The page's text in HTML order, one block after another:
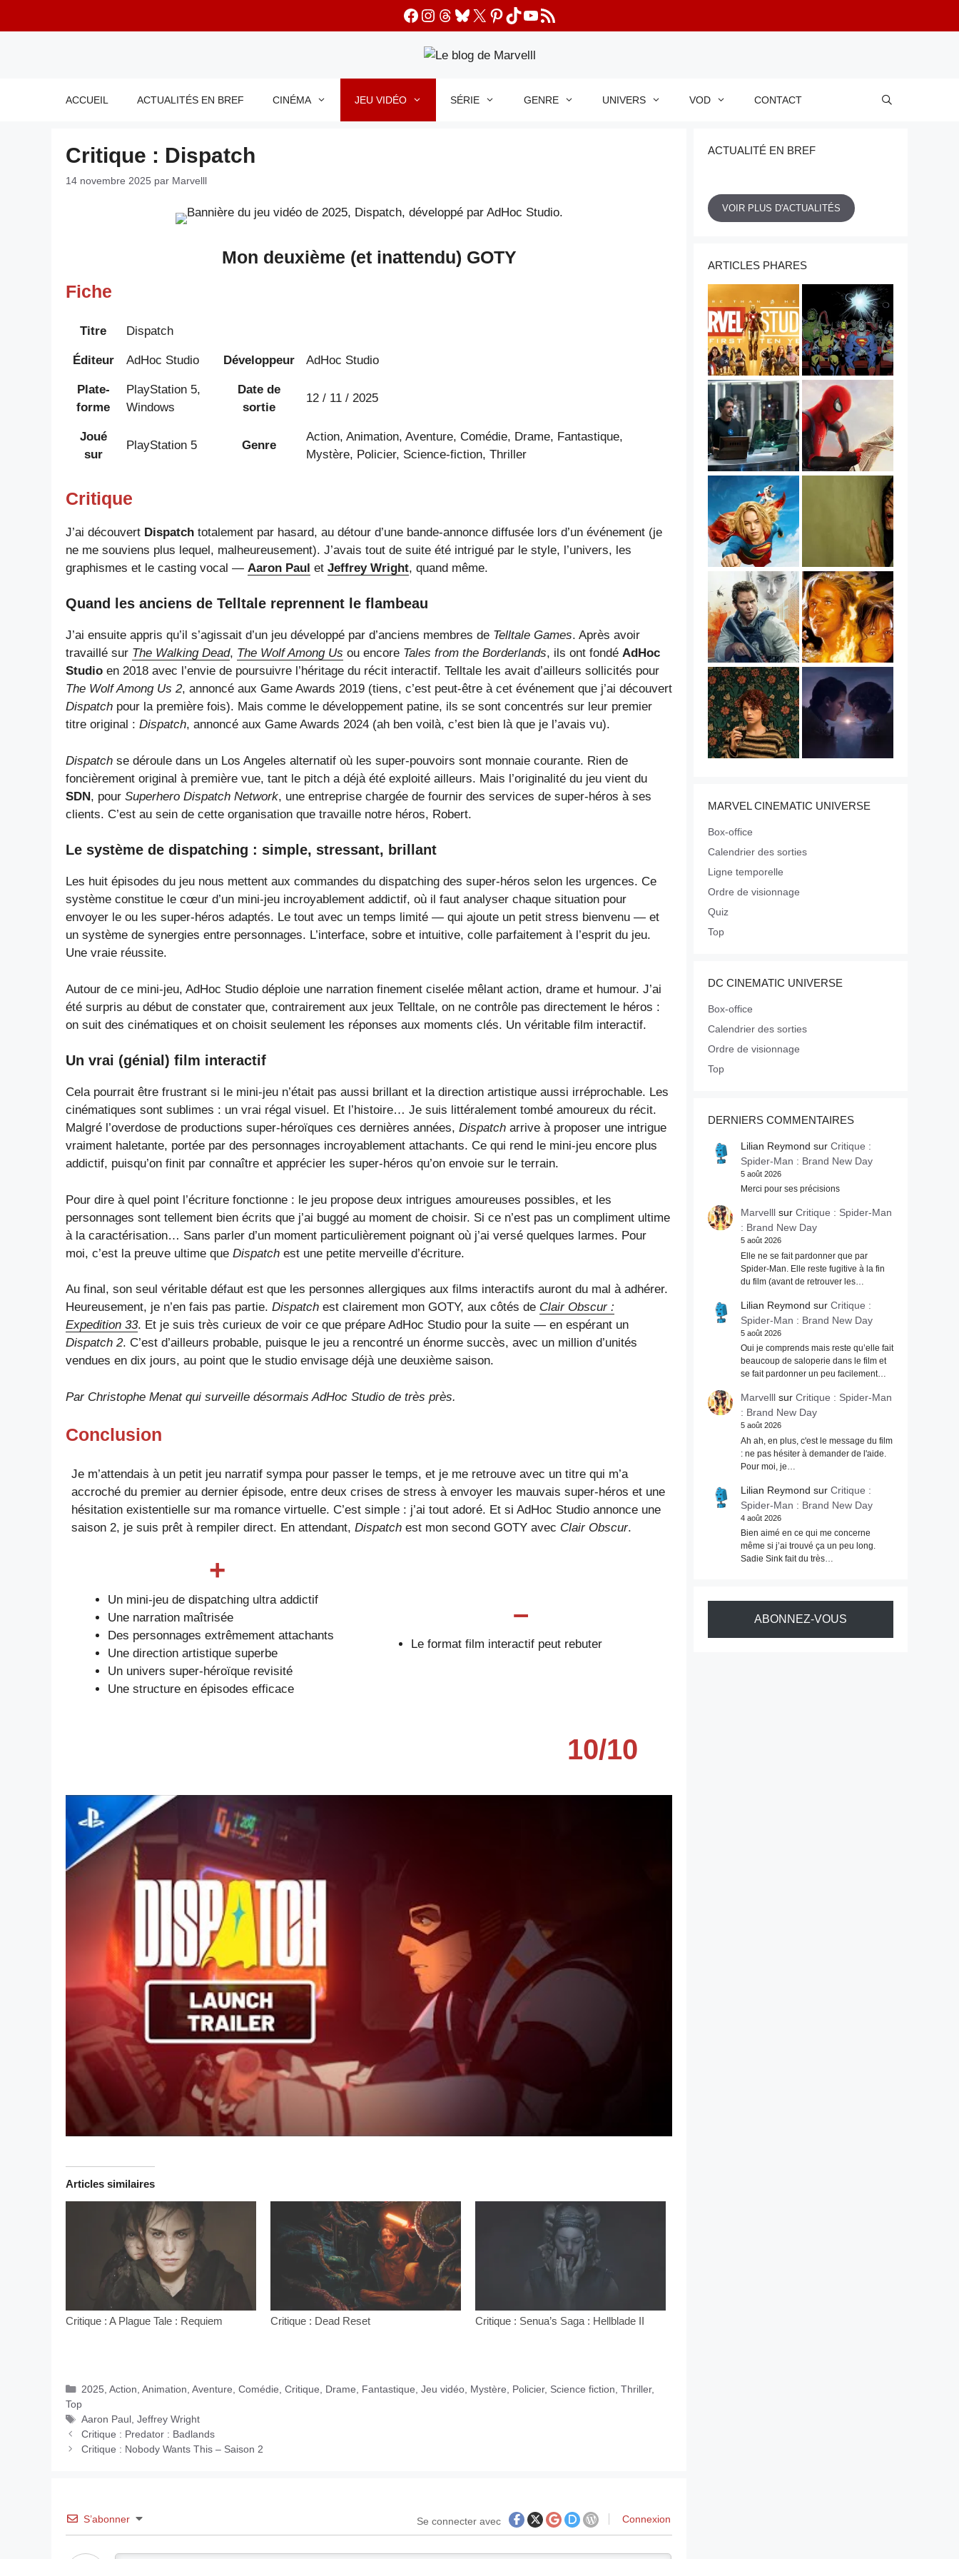
Facebook
Instagram
Threads
Bluesky
X Pinterest
TikTok
YouTube
Flux RSS
ACCUEIL ACTUALITÉS EN BREF CINÉMA JEU VIDÉO SÉRIE GENRE UNIVERS VOD CONTACT
Critique : Dispatch
14 novembre 2025 par Marvelll
Mon deuxième (et inattendu) GOTY
Fiche
Titre Dispatch
Éditeur AdHoc Studio Développeur AdHoc Studio
Plate-
forme
PlayStation 5,
Windows
Date de
sortie
12 / 11 / 2025
Joué
sur
PlayStation 5 Genre
Action, Animation, Aventure, Comédie, Drame, Fantastique,
Mystère, Policier, Science-fiction, Thriller
Critique
J’ai découvert Dispatch totalement par hasard, au détour d’une bande-annonce diffusée lors d’un événement (je
ne me souviens plus lequel, malheureusement). J’avais tout de suite été intrigué par le style, l’univers, les
graphismes et le casting vocal — Aaron Paul et Jeffrey Wright, quand même.
Quand les anciens de Telltale reprennent le flambeau
J’ai ensuite appris qu’il s’agissait d’un jeu développé par d’anciens membres de Telltale Games. Après avoir
travaillé sur The Walking Dead, The Wolf Among Us ou encore Tales from the Borderlands, ils ont fondé AdHoc
Studio en 2018 avec l’envie de poursuivre l’héritage du récit interactif. Telltale les avait d’ailleurs sollicités pour
The Wolf Among Us 2, annoncé aux Game Awards 2019 (tiens, c’est peut-être à cet événement que j’ai découvert
Dispatch pour la première fois). Mais comme le développement patine, ils se sont concentrés sur leur premier
titre original : Dispatch, annoncé aux Game Awards 2024 (ah ben voilà, c’est bien là que je l’avais vu).
Dispatch se déroule dans un Los Angeles alternatif où les super-pouvoirs sont monnaie courante. Rien de
foncièrement original à première vue, tant le pitch a déjà été exploité ailleurs. Mais l’originalité du jeu vient du
SDN, pour Superhero Dispatch Network, une entreprise chargée de fournir des services de super-héros à ses
clients. C’est au sein de cette organisation que travaille notre héros, Robert.
Le système de dispatching : simple, stressant, brillant
Les huit épisodes du jeu nous mettent aux commandes du dispatching des super-héros selon les urgences. Ce
système constitue le cœur d’un mini-jeu incroyablement addictif, où il faut analyser chaque situation pour
envoyer le ou les super-héros adaptés. Le tout avec un temps limité — qui ajoute un petit stress bienvenu — et
un système de synergies entre personnages. L’interface, sobre et intuitive, colle parfaitement à l’esprit du jeu.
Une vraie réussite.
Autour de ce mini-jeu, AdHoc Studio déploie une narration finement ciselée mêlant action, drame et humour. J’ai
été surpris au début de constater que, contrairement aux jeux Telltale, on ne contrôle pas directement le héros :
on suit des cinématiques et on choisit seulement les réponses aux moments clés. Un véritable film interactif.
Un vrai (génial) film interactif
Cela pourrait être frustrant si le mini-jeu n’était pas aussi brillant et la direction artistique aussi irréprochable. Les
cinématiques sont sublimes : un vrai régal visuel. Et l’histoire… Je suis littéralement tombé amoureux du récit.
Malgré l’overdose de productions super-héroïques ces dernières années, Dispatch arrive à proposer une intrigue
vraiment haletante, portée par des personnages incroyablement attachants. Ce qui rend le mini-jeu encore plus
addictif, puisqu’on finit par connaître et apprécier les super-héros qu’on envoie sur le terrain.
Pour dire à quel point l’écriture fonctionne : le jeu propose deux intrigues amoureuses possibles, et les
personnages sont tellement bien écrits que j’ai buggé au moment de choisir. Si ce n’est pas un compliment ultime
à la caractérisation… Sans parler d’un moment particulièrement poignant où j’ai versé quelques larmes. Pour
moi, c’est la preuve ultime que Dispatch est une petite merveille d’écriture.
Au final, son seul véritable défaut est que les personnes allergiques aux films interactifs auront du mal à adhérer.
Heureusement, je n’en fais pas partie. Dispatch est clairement mon GOTY, aux côtés de Clair Obscur :
Expedition 33. Et je suis très curieux de voir ce que prépare AdHoc Studio pour la suite — en espérant un
Dispatch 2. C’est d’ailleurs probable, puisque le jeu a rencontré un énorme succès, avec un million d’unités
vendues en dix jours, au point que le studio envisage déjà une deuxième saison.
Par Christophe Menatqui surveille désormais AdHoc Studio de très près.
Conclusion
Je m’attendais à un petit jeu narratif sympa pour passer le temps, et je me retrouve avec un titre qui m’a
accroché du premier au dernier épisode, entre deux crises de stress à envoyer les mauvais super-héros et une
hésitation existentielle sur ma romance virtuelle. C’est simple : j’ai tout adoré. Et si AdHoc Studio annonce une
saison 2, je suis prêt à rempiler direct. En attendant, Dispatch est mon second GOTY avec Clair Obscur.
+
Un mini-jeu de dispatching ultra addictif
Une narration maîtrisée
Des personnages extrêmement attachants
Une direction artistique superbe
Un univers super-héroïque revisité
Une structure en épisodes efficace
–
Le format film interactif peut rebuter
10/10
Articles similaires
Critique : A Plague Tale : Requiem Critique : Dead Reset Critique : Senua’s Saga : Hellblade II
Catégories
2025 Action Animation Aventure Comédie Critique Drame Fantastique Jeu vidéo, Mystère Policier, Science fiction Thriller,
Top
Étiquettes
Aaron Paul, Jeffrey Wright
Critique : Predator : Badlands
Critique : Nobody Wants This – Saison 2
S’abonner Se connecter avec Connexion
ACTUALITÉ EN BREF
VOIR PLUS D'ACTUALITÉS
ARTICLES PHARES
MARVEL CINEMATIC UNIVERSE
Box-office
Calendrier des sorties
Ligne temporelle
Ordre de visionnage
Quiz
Top
DC CINEMATIC UNIVERSE
Box-office
Calendrier des sorties
Ordre de visionnage
Top
DERNIERS COMMENTAIRES
Lilian Reymond sur Critique :
Spider-Man : Brand New Day
5 août 2026
Merci pour ses précisions
Marvelllsur Critique : Spider-Man
: Brand New Day
5 août 2026
Elle ne se fait pardonner que par
Spider-Man. Elle reste fugitive à la fin
du film (avant de retrouver les…
Lilian Reymond sur Critique :
Spider-Man : Brand New Day
5 août 2026
Oui je comprends mais reste qu’elle fait
beaucoup de saloperie dans le film et
se fait pardonner un peu facilement…
Marvelllsur Critique : Spider-Man
: Brand New Day
5 août 2026
Ah ah, en plus, c'est le message du film
: ne pas hésiter à demander de l'aide.
Pour moi, je…
Lilian Reymond sur Critique :
Spider-Man : Brand New Day
4 août 2026
Bien aimé en ce qui me concerne
même si j’ai trouvé ça un peu long.
Sadie Sink fait du très…
ABONNEZ-VOUS